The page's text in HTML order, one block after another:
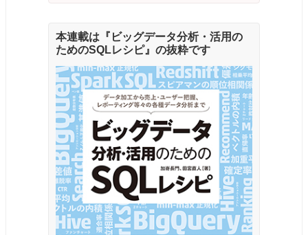
本連載は『ビッグデータ分析・活用の
ためのSQLレシピ』の抜粋です